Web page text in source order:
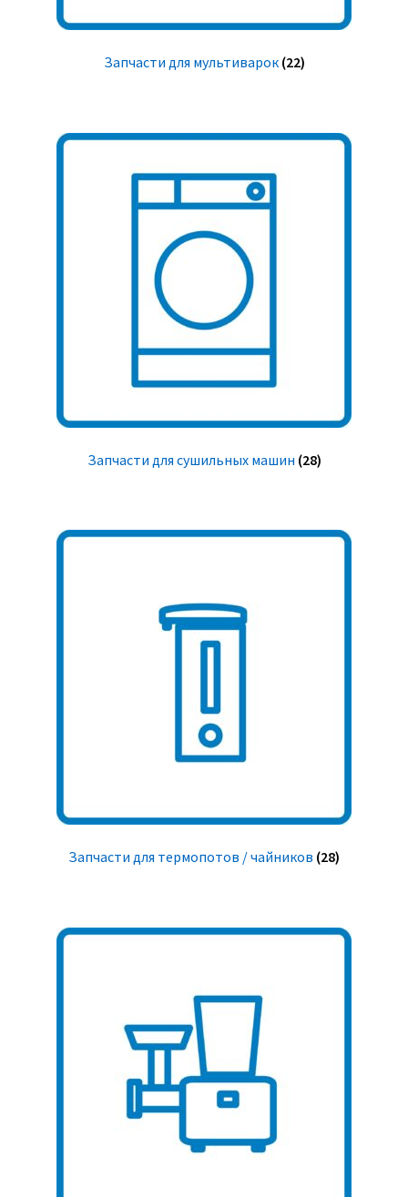
Запчасти для мультиварок (22)
Запчасти для сушильных машин (28)
Запчасти для термопотов / чайников (28)